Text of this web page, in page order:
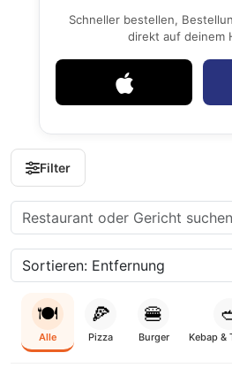
Schneller bestellen,
direkt auf deinem
Filter
🍽️
Alle
🍕
Pizza
🍔
Burger Kebap &